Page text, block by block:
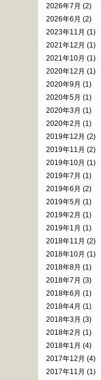
2026年7月 (2)
2026年6月 (2)
2023年11月 (1)
2021年12月 (1)
2021年10月 (1)
2020年12月 (1)
2020年9月 (1)
2020年5月 (1)
2020年3月 (1)
2020年2月 (1)
2019年12月 (2)
2019年11月 (2)
2019年10月 (1)
2019年7月 (1)
2019年6月 (2)
2019年5月 (1)
2019年2月 (1)
2019年1月 (1)
2018年11月 (2)
2018年10月 (1)
2018年8月 (1)
2018年7月 (3)
2018年6月 (1)
2018年4月 (1)
2018年3月 (3)
2018年2月 (1)
2018年1月 (4)
2017年12月 (4)
2017年11月 (1)